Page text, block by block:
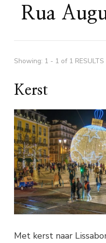
Rua
Showing: 1 - 1 of 1 RESULTS
Kerst
Met kerst naar